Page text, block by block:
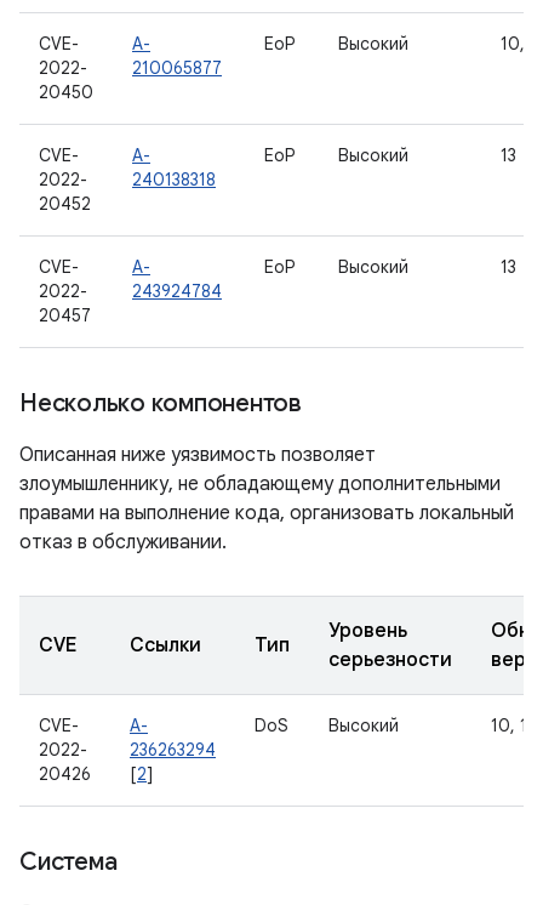
CVE-
2022-
20450
A-
210065877
EoP Высокий 10,
CVE-
2022-
20452
A-
240138318
EoP Высокий 13
CVE-
2022-
20457
A-
243924784
EoP Высокий 13
Несколько компонентов
Описанная ниже уязвимость позволяет
злоумышленнику, не обладающему дополнительными
правами на выполнение кода, организовать локальный
отказ в обслуживании.
CVE Ссылки Тип
Уровень
серьезности
CVE-
2022-
20426
A-
236263294
[2]
DoS Высокий 10,
Система